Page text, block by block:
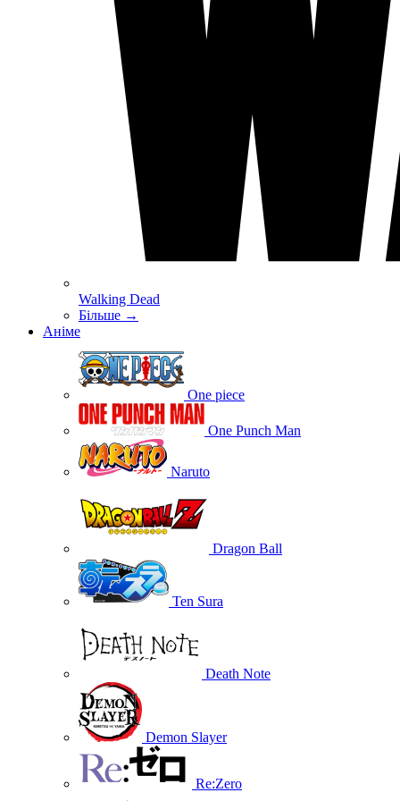
Walking Dead
Більше →
Аніме
One piece
One Punch Man
Naruto
Dragon Ball
Ten Sura
Death Note
Demon Slayer
Re:Zero